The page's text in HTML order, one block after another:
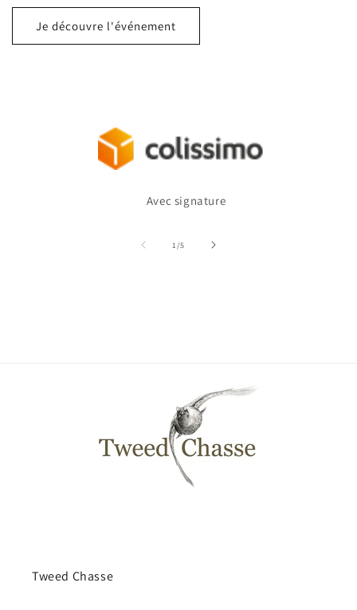
Je découvre l'événement
Avec signature
1 /de
5
Tweed Chasse